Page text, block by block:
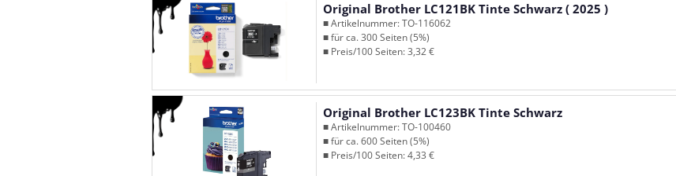
Original Brother LC121BK Tinte Schwarz ( 2025 )
■ Artikelnummer: TO-116062
■ für ca. 300 Seiten (5%)
■ Preis/100 Seiten: 3,32 €
Original Brother LC123BK Tinte Schwarz
■ Artikelnummer: TO-100460
■ für ca. 600 Seiten (5%)
■ Preis/100 Seiten: 4,33 €